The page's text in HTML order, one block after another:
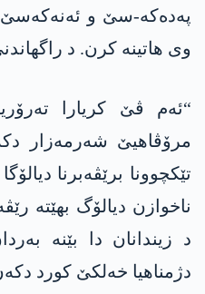
پەدەکە-سێ و ئەنەکەسێ
وی هاتینە کرن. د
“ئەم ڤێ کریارا
مرۆڤاھیێ شەرمەزار
تێکچوونا برێڤەبرنا
ناخوازن دیالۆگ بهێتە
د زیندانان دا بێنە
دژمناھیا خەلکێ کورد